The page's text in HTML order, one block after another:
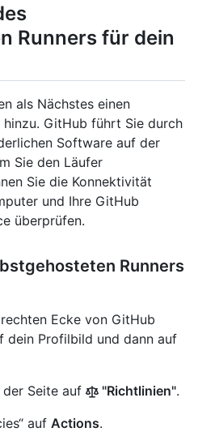
Runners für dein
als Nächstes einen
GitHub führt Sie durch
Software auf der
Sie den Läufer
Sie die Konnektivität
und Ihre GitHub
überprüfen.
Runners
Ecke von GitHub
dein Profilbild und dann auf
Seite auf
"Richtlinien".
auf Actions.